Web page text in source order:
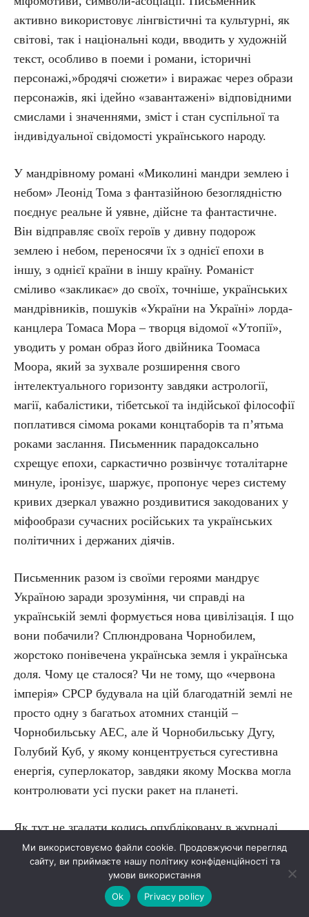
активно використовує лінгвістичні та культурні, як
світові, так і національні коди, вводить у художній
текст, особливо в поеми і романи, історичні
персонажі,»бродячі сюжети» і виражає через образи
персонажів, які ідейно «завантажені» відповідними
смислами і значеннями, зміст і стан суспільної та
індивідуальної свідомості українського народу.
У мандрівному романі «Миколині мандри землею і
небом» Леонід Тома з фантазійною безоглядністю
поєднує реальне й уявне, дійсне та фантастичне.
Він відправляє своїх героїв у дивну подорож
землею і небом, переносячи їх з однієї епохи в
іншу, з однієї країни в іншу країну. Романіст
сміливо «закликає» до своїх, точніше, українських
мандрівників, пошуків «України на Україні» лорда-
канцлера Томаса Мора – творця відомої «Утопії»,
уводить у роман образ його двійника Тоомаса
Моора, який за зухвале розширення свого
інтелектуального горизонту завдяки астрології,
магії, кабалістики, тібетської та індійської філософії
поплатився сімома роками концтаборів та п’ятьма
роками заслання. Письменник парадоксально
схрещує епохи, саркастично розвінчує тоталітарне
минуле, іронізує, шаржує, пропонує через систему
кривих дзеркал уважно роздивитися закодованих у
міфообрази сучасних російських та українських
політичних і держаних діячів.
Письменник разом із своїми героями мандрує
Україною заради зрозуміння, чи справді на
українській землі формується нова цивілізація. І що
вони побачили? Сплюндрована Чорнобилем,
жорстоко понівечена українська земля і українська
доля. Чому це сталося? Чи не тому, що «червона
імперія» СРСР будувала на цій благодатній землі не
просто одну з багатьох атомних станцій –
Чорнобильську АЕС, але й Чорнобильську Дугу,
Голубий Куб, у якому концентрується сугестивна
енергія, суперлокатор, завдяки якому Москва могла
контролювати усі пуски ракет на планеті.
Як тут не згадати колись опубліковану в журналі
«Прапор» поему Леоніда Томи «Чорнобривець
кутого вогню» – першого в Україні твору про
Чорнобильську АЕС, яка тільки тоді почала
будуватися. Та станеться жахлива Чорнобильська
Ми використовуємо файли cookie. Продовжуючи перегляд
сайту, ви приймаєте нашу політику конфіденційності та
умови використання
Ok
Privacy policy